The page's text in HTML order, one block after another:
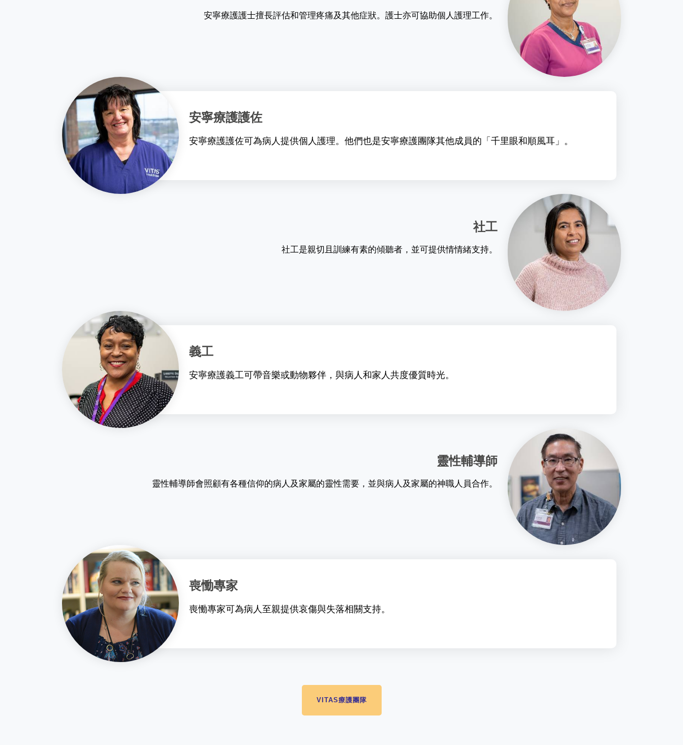
安寧療護護士擅長評估和管理疼痛及其他症狀。護士亦可協助個人護理工作。
安寧療護護佐
安寧療護護佐可為病人提供個人護理。他們也是安寧療護團隊其他成員的「千里眼和順風耳」。
社工
社工是親切且訓練有素的傾聽者，並可提供情情緒支持。
義工
安寧療護義工可帶音樂或動物夥伴，與病人和家人共度優質時光。
靈性輔導師
靈性輔導師會照顧有各種信仰的病人及家屬的靈性需要，並與病人及家屬的神職人員合作。
喪慟專家
喪慟專家可為病人至親提供哀傷與失落相關支持。
VITAS療護團隊